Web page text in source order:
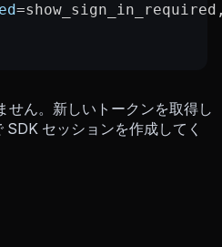
=
せん。新しいトークンを取得し
SDK セッションを作成してく